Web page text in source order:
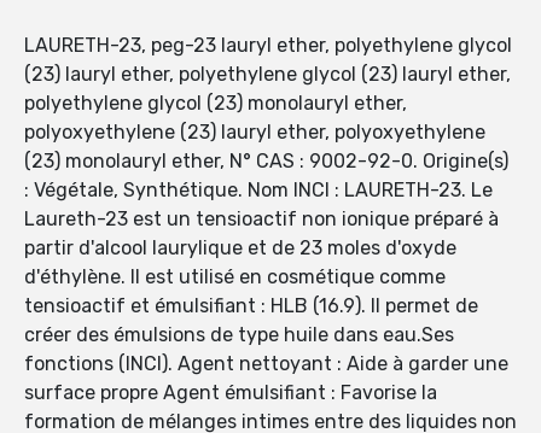
LAURETH-23, peg-23 lauryl ether, polyethylene glycol
(23) lauryl ether, polyethylene glycol (23) lauryl ether,
polyethylene glycol (23) monolauryl ether,
polyoxyethylene (23) lauryl ether, polyoxyethylene
(23) monolauryl ether, N° CAS : 9002-92-0. Origine(s)
: Végétale, Synthétique. Nom INCI : LAURETH-23. Le
Laureth-23 est un tensioactif non ionique préparé à
partir d'alcool laurylique et de 23 moles d'oxyde
d'éthylène. Il est utilisé en cosmétique comme
tensioactif et émulsifiant : HLB (16.9). Il permet de
créer des émulsions de type huile dans eau.Ses
fonctions (INCI). Agent nettoyant : Aide à garder une
surface propre Agent émulsifiant : Favorise la
formation de mélanges intimes entre des liquides non